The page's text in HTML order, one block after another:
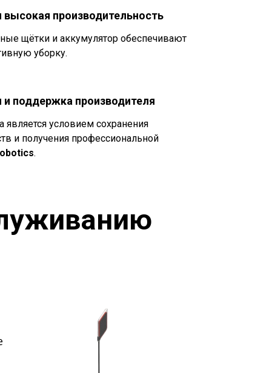
высокая производительность
щётки и аккумулятор обеспечивают
уборку.
и поддержка производителя
условием сохранения
и получения профессиональной
.